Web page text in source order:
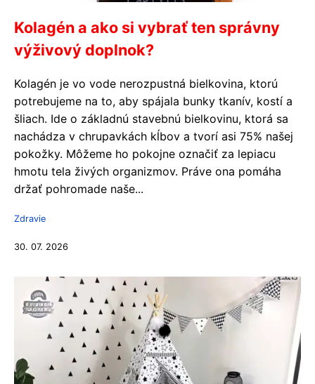
Kolagén a ako si vybrať ten správny
výživový doplnok?
Kolagén je vo vode nerozpustná bielkovina, ktorú
potrebujeme na to, aby spájala bunky tkanív, kostí a
šliach. Ide o základnú stavebnú bielkovinu, ktorá sa
nachádza v chrupavkách kĺbov a tvorí asi 75% našej
pokožky. Môžeme ho pokojne označiť za lepiacu
hmotu tela živých organizmov. Práve ona pomáha
držať pohromade naše...
Zdravie
30. 07. 2026